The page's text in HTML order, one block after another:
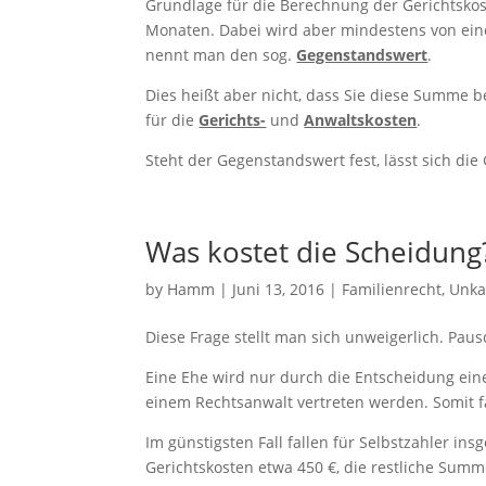
Grundlage für die Berechnung der
Monaten. Dabei wird aber mindestens von
nennt man den sog.Gegenstandswert.
Dies heißt aber nicht, dass Sie diese Summe
für dieGerichts- undAnwaltskosten.
Steht der Gegenstandswert fest, lässt sich
Was kostet die
by Hamm | Juni 13, 2016 | Familienrecht,
Diese Frage stellt man sich unweigerlich.
Eine Ehe wird nur durch die Entscheidung
einem Rechtsanwalt vertreten werden. Somit
Im günstigsten Fall fallen für Selbstzahler
Gerichtskosten etwa 450 €, die restliche